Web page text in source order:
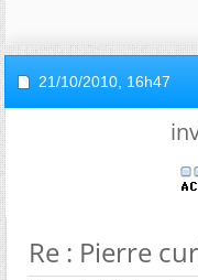
21/10/2010, 16h47
Re : Pierre